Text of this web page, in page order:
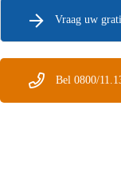
Vraag uw
Bel 0800/